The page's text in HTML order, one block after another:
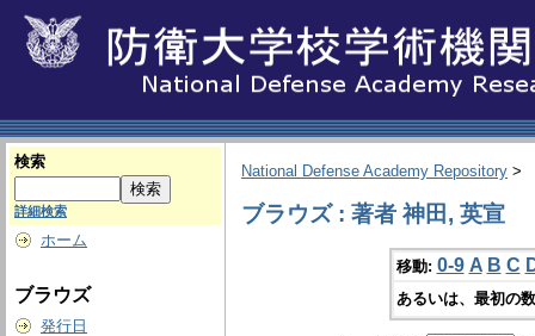
検索
詳細検索
ホーム
ブラウズ
発行日
National Defense Academy Repository >
ブラウズ : 著者 神田, 英宣
移動: 0-9 A B C
あるいは、最初の